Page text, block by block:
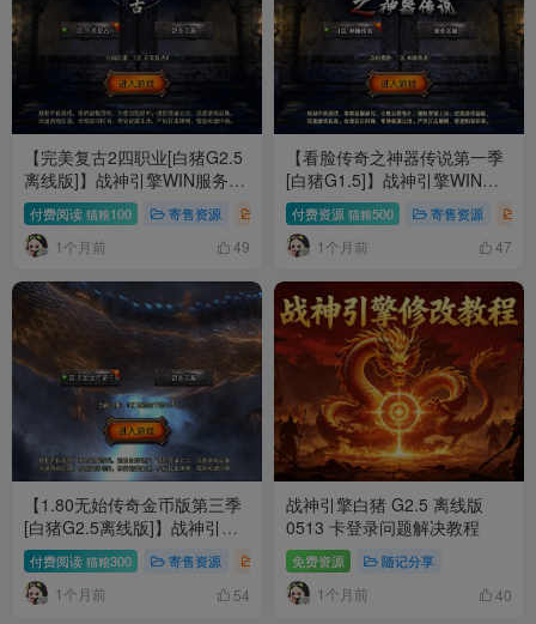
【完美复古2四职业[白猪G2.5
离线版]】战神引擎WIN服务端
+GM工具+充值后台+双端+架
设教程
付费阅读 猫粮100 寄售资源 手游专区
1个月前 49
【看脸传奇之神器传说第一季
[白猪G1.5]】战神引擎WIN服
务端+GM工具+充值后台+双端
+架设教程
付费资源 猫粮500 寄售资源
1个月前 47
【1.80无始传奇金币版第三季
[白猪G2.5离线版]】战神引擎
WIN服务端+GM工具+充值后
台+双端+架设教程
付费阅读 猫粮300 寄售资源 手游专区
1个月前 54
战神引擎白猪 G2.5 离线版
0513 卡登录问题解决教程
免费资源 随记分享
1个月前 40